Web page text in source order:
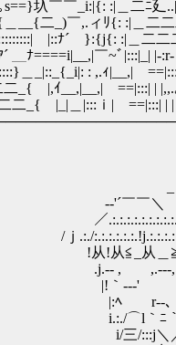
_i:|{: :|＿二ﾆ廴
,.ィﾘ{: :|＿二二二Ｙ
|::ﾅ´ }:{j{: :|＿二二
====i|__,|￣~ﾞ|:::|_|
＿_|::_{_i|: : ,.ｨ|__,|
二_{ |,ｲ__,|__,| ==|:::| |
|::::::}二二_{ |_|＿|:::ｉ
＼ ﾍ
ﾍ.
ﾍ
＿≧从ﾍ
ﾚ !、:ﾊ さ
‐-‐' .|ﾉ
／
イァ-‐
／/